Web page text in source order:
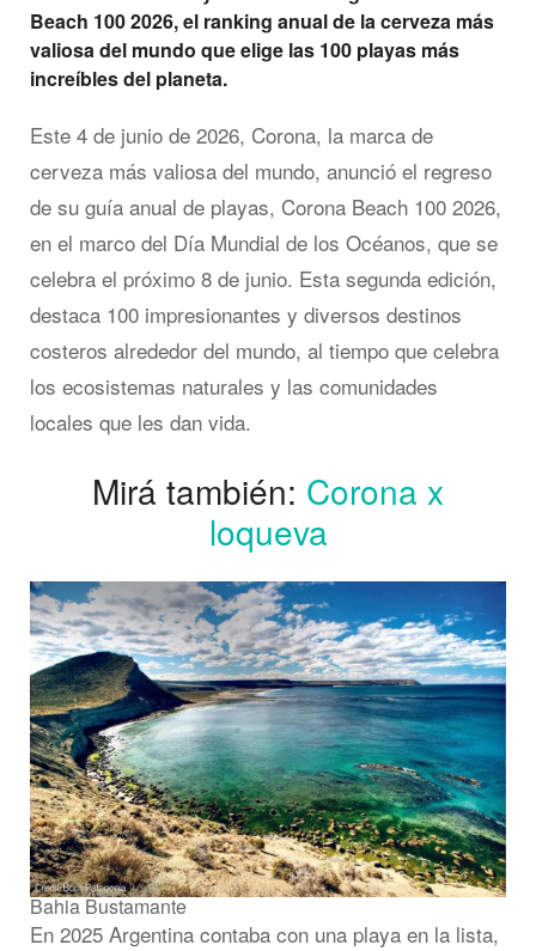
Beach 100 2026, el ranking anual de la cerveza más
valiosa del mundo que elige las 100 playas más
increíbles del planeta.
Este 4 de junio de 2026, Corona, la marca de
cerveza más valiosa del mundo, anunció el regreso
de su guía anual de playas, Corona Beach 100 2026,
en el marco del Día Mundial de los Océanos, que se
celebra el próximo 8 de junio. Esta segunda edición,
destaca 100 impresionantes y diversos destinos
costeros alrededor del mundo, al tiempo que celebra
los ecosistemas naturales y las comunidades
locales que les dan vida.
Mirá también: Corona x
loqueva
Bahia Bustamante
En 2025 Argentina contaba con una playa en la lista,